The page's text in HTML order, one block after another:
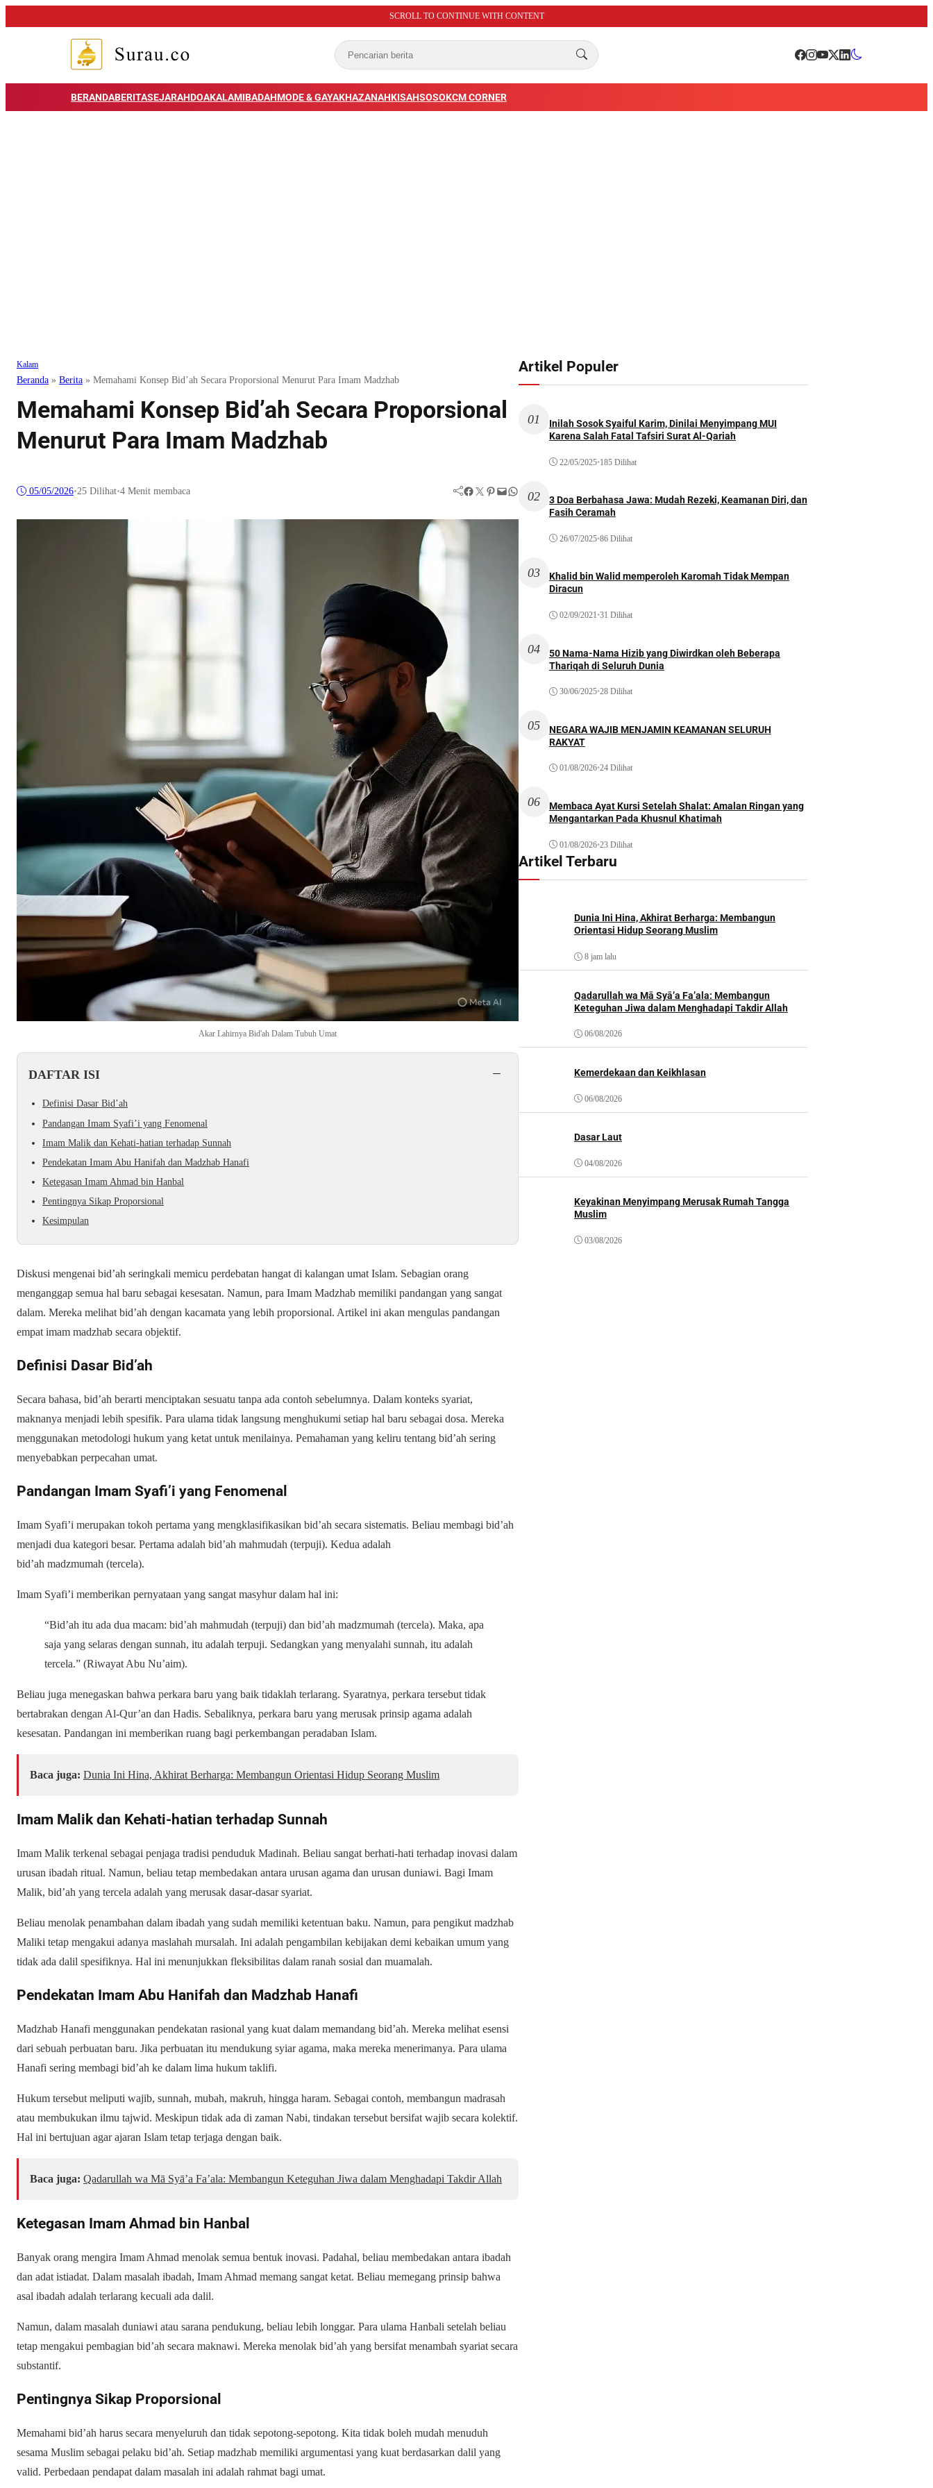
SCROLL TO CONTINUE WITH CONTENT
BERANDABERITASEJARAHDOAKALAMIBADAHMODE & GAYAKHAZANAHKISAHSOSOKCM CORNER
Kalam
Beranda » Berita » Memahami Konsep Bid’ah Secara Proporsional Menurut Para Imam Madzhab
Memahami Konsep Bid’ah Secara Proporsional
Menurut Para Imam Madzhab
05/05/2026•25 Dilihat•4 Menit membaca Facebook Twitter Pinterest Mail WhatsApp
Akar Lahirnya Bid'ah Dalam Tubuh Umat
DAFTAR ISI −
Definisi Dasar Bid’ah
Pandangan Imam Syafi’i yang Fenomenal
Imam Malik dan Kehati-hatian terhadap Sunnah
Pendekatan Imam Abu Hanifah dan Madzhab Hanafi
Ketegasan Imam Ahmad bin Hanbal
Pentingnya Sikap Proporsional
Kesimpulan
Diskusi mengenai bid’ah seringkali memicu perdebatan hangat di kalangan umat Islam. Sebagian orang
menganggap semua hal baru sebagai kesesatan. Namun, para Imam Madzhab memiliki pandangan yang sangat
dalam. Mereka melihat bid’ah dengan kacamata yang lebih proporsional. Artikel ini akan mengulas pandangan
empat imam madzhab secara objektif.
Definisi Dasar Bid’ah
Secara bahasa, bid’ah berarti menciptakan sesuatu tanpa ada contoh sebelumnya. Dalam konteks syariat,
maknanya menjadi lebih spesifik. Para ulama tidak langsung menghukumi setiap hal baru sebagai dosa. Mereka
menggunakan metodologi hukum yang ketat untuk menilainya. Pemahaman yang keliru tentang bid’ah sering
menyebabkan perpecahan umat.
Pandangan Imam Syafi’i yang Fenomenal
Imam Syafi’i merupakan tokoh pertama yang mengklasifikasikan bid’ah secara sistematis. Beliau membagi bid’ah
menjadi dua kategori besar. Pertama adalah bid’ah mahmudah (terpuji). Kedua adalah
bid’ah madzmumah (tercela).
Imam Syafi’i memberikan pernyataan yang sangat masyhur dalam hal ini:
“Bid’ah itu ada dua macam: bid’ah mahmudah (terpuji) dan bid’ah madzmumah (tercela). Maka, apa
saja yang selaras dengan sunnah, itu adalah terpuji. Sedangkan yang menyalahi sunnah, itu adalah
tercela.” (Riwayat Abu Nu’aim).
Beliau juga menegaskan bahwa perkara baru yang baik tidaklah terlarang. Syaratnya, perkara tersebut tidak
bertabrakan dengan Al-Qur’an dan Hadis. Sebaliknya, perkara baru yang merusak prinsip agama adalah
kesesatan. Pandangan ini memberikan ruang bagi perkembangan peradaban Islam.
Baca juga: Dunia Ini Hina, Akhirat Berharga: Membangun Orientasi Hidup Seorang Muslim
Imam Malik dan Kehati-hatian terhadap Sunnah
Imam Malik terkenal sebagai penjaga tradisi penduduk Madinah. Beliau sangat berhati-hati terhadap inovasi dalam
urusan ibadah ritual. Namun, beliau tetap membedakan antara urusan agama dan urusan duniawi. Bagi Imam
Malik, bid’ah yang tercela adalah yang merusak dasar-dasar syariat.
Beliau menolak penambahan dalam ibadah yang sudah memiliki ketentuan baku. Namun, para pengikut madzhab
Maliki tetap mengakui adanya maslahah mursalah. Ini adalah pengambilan kebijakan demi kebaikan umum yang
tidak ada dalil spesifiknya. Hal ini menunjukkan fleksibilitas dalam ranah sosial dan muamalah.
Pendekatan Imam Abu Hanifah dan Madzhab Hanafi
Madzhab Hanafi menggunakan pendekatan rasional yang kuat dalam memandang bid’ah. Mereka melihat esensi
dari sebuah perbuatan baru. Jika perbuatan itu mendukung syiar agama, maka mereka menerimanya. Para ulama
Hanafi sering membagi bid’ah ke dalam lima hukum taklifi.
Hukum tersebut meliputi wajib, sunnah, mubah, makruh, hingga haram. Sebagai contoh, membangun madrasah
atau membukukan ilmu tajwid. Meskipun tidak ada di zaman Nabi, tindakan tersebut bersifat wajib secara kolektif.
Hal ini bertujuan agar ajaran Islam tetap terjaga dengan baik.
Baca juga: Qadarullah wa Mā Syā’a Fa’ala: Membangun Keteguhan Jiwa dalam Menghadapi Takdir Allah
Ketegasan Imam Ahmad bin Hanbal
Banyak orang mengira Imam Ahmad menolak semua bentuk inovasi. Padahal, beliau membedakan antara ibadah
dan adat istiadat. Dalam masalah ibadah, Imam Ahmad memang sangat ketat. Beliau memegang prinsip bahwa
asal ibadah adalah terlarang kecuali ada dalil.
Namun, dalam masalah duniawi atau sarana pendukung, beliau lebih longgar. Para ulama Hanbali setelah beliau
tetap mengakui pembagian bid’ah secara maknawi. Mereka menolak bid’ah yang bersifat menambah syariat secara
substantif.
Pentingnya Sikap Proporsional
Memahami bid’ah harus secara menyeluruh dan tidak sepotong-sepotong. Kita tidak boleh mudah menuduh
sesama Muslim sebagai pelaku bid’ah. Setiap madzhab memiliki argumentasi yang kuat berdasarkan dalil yang
valid. Perbedaan pendapat dalam masalah ini adalah rahmat bagi umat.
Artikel Populer
01
Inilah Sosok Syaiful Karim, Dinilai Menyimpang MUI
Karena Salah Fatal Tafsiri Surat Al-Qariah
22/05/2025•185 Dilihat
02
3 Doa Berbahasa Jawa: Mudah Rezeki, Keamanan Diri, dan
Fasih Ceramah
26/07/2025•86 Dilihat
03
Khalid bin Walid memperoleh Karomah Tidak Mempan
Diracun
02/09/2021•31 Dilihat
04
50 Nama-Nama Hizib yang Diwirdkan oleh Beberapa
Thariqah di Seluruh Dunia
30/06/2025•28 Dilihat
05
NEGARA WAJIB MENJAMIN KEAMANAN SELURUH
RAKYAT
01/08/2026•24 Dilihat
06
Membaca Ayat Kursi Setelah Shalat: Amalan Ringan yang
Mengantarkan Pada Khusnul Khatimah
01/08/2026•23 Dilihat
Artikel Terbaru
Dunia Ini Hina, Akhirat Berharga: Membangun
Orientasi Hidup Seorang Muslim
8 jam lalu
Qadarullah wa Mā Syā’a Fa’ala: Membangun
Keteguhan Jiwa dalam Menghadapi Takdir Allah
06/08/2026
Kemerdekaan dan Keikhlasan
06/08/2026
Dasar Laut
04/08/2026
Keyakinan Menyimpang Merusak Rumah Tangga
Muslim
03/08/2026